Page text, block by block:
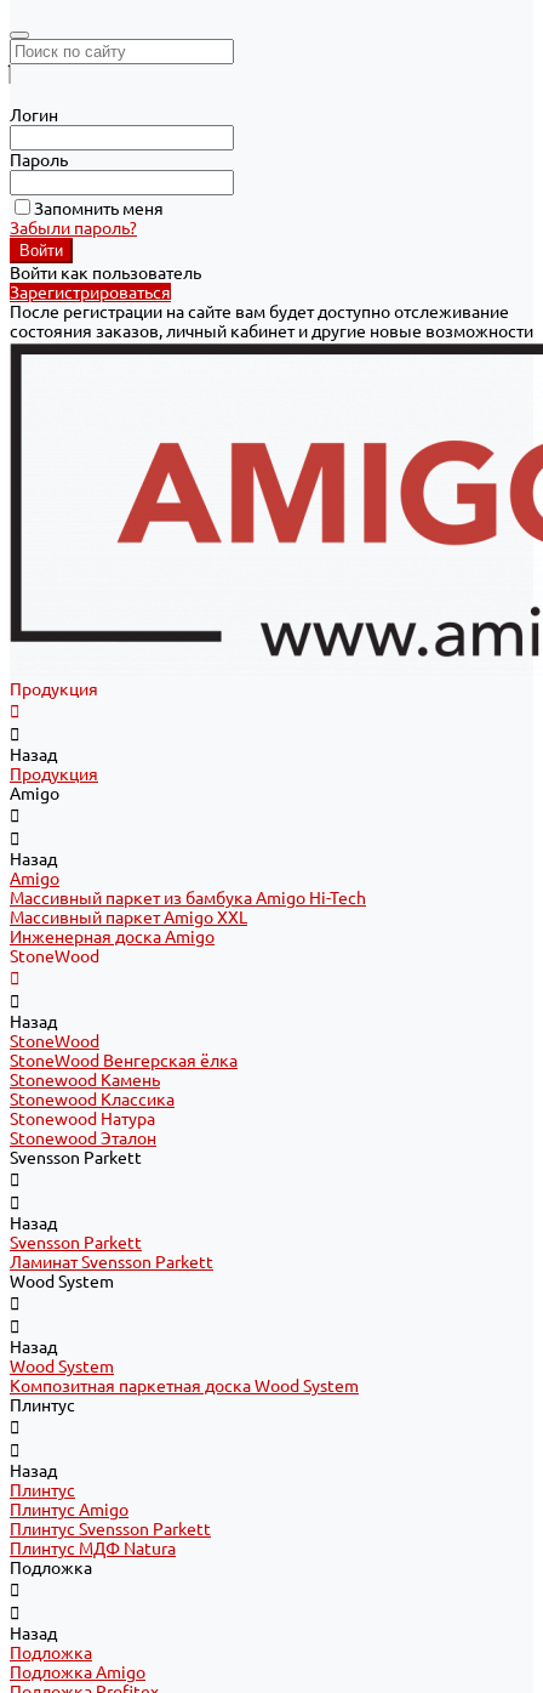
Логин
Пароль
Запомнить меня
Забыли пароль?
Войти как пользователь
Зарегистрироваться
После регистрации на сайте вам будет доступно отслеживание
состояния заказов, личный кабинет и другие новые возможности
Продукция
Назад
Продукция
Amigo
Назад
Amigo
Массивный паркет из бамбука Amigo Hi-Tech
Массивный паркет Amigo XXL
Инженерная доска Amigo
StoneWood
Назад
StoneWood
StoneWood Венгерская ёлка
Stonewood Камень
Stonewood Классика
Stonewood Натура
Stonewood Эталон
Svensson Parkett
Назад
Svensson Parkett
Ламинат Svensson Parkett
Wood System
Назад
Wood System
Композитная паркетная доска Wood System
Плинтус
Назад
Плинтус
Плинтус Amigo
Плинтус Svensson Parkett
Плинтус МДФ Natura
Подложка
Назад
Подложка
Подложка Amigo